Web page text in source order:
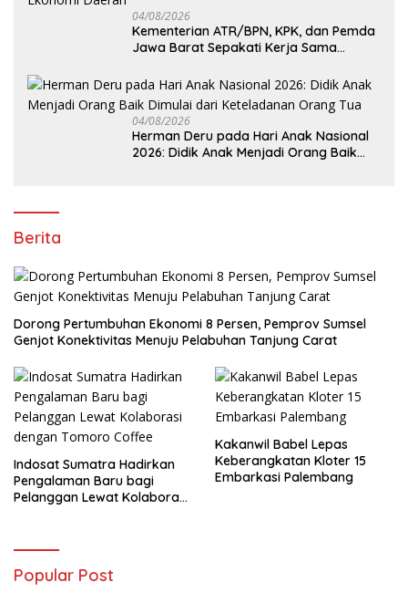
04/08/2026
Kementerian ATR/BPN, KPK, dan Pemda
Jawa Barat Sepakati Kerja Sama
Ekonomi Daerah
04/08/2026
Herman Deru pada Hari Anak Nasional
2026: Didik Anak Menjadi Orang Baik
Berita
Dorong Pertumbuhan Ekonomi 8 Persen, Pemprov Sumsel
Genjot Konektivitas Menuju Pelabuhan Tanjung Carat
Indosat Sumatra Hadirkan
Pengalaman Baru bagi
Pelanggan Lewat Kolaborasi
Kakanwil Babel Lepas
Keberangkatan Kloter 15
Embarkasi Palembang
Popular Post